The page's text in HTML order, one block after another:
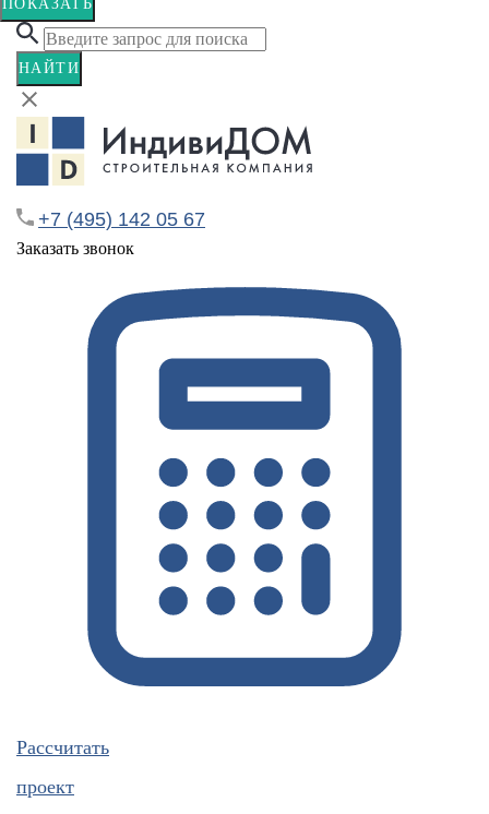
ПОКАЗАТЬ
НАЙТИ
+7 (495) 142 05 67
Заказать звонок
Рассчитать
проект